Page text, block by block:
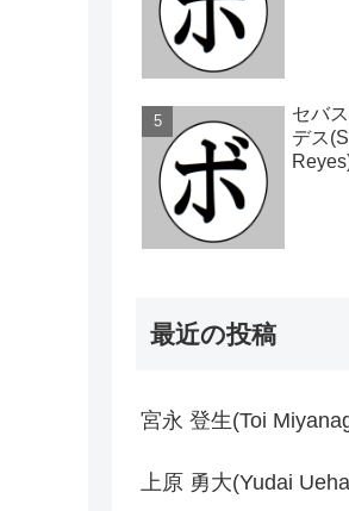
セバ
デス
最近の投稿
宮永 登生(Toi
上原 勇大(Yudai